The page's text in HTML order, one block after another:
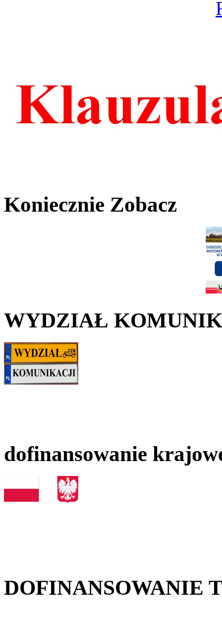
Koniecznie Zobacz
WYDZIAŁ
dofinansowanie
DOFINANSOWANIE